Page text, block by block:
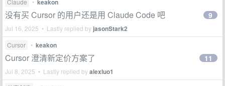
Claude • keakon
没有买 Cursor 的用户还是用 Claude Code 吧
Jul 16, 2025 • Lastly replied by jasonStark2
9
Cursor • keakon
Cursor 澄清新定价方案了
Jul 8, 2025 • Lastly replied byalexluo1
11